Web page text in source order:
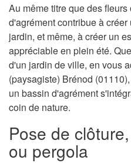
Au même titre que des
d'agrément contribue à
jardin, et même, à créer un
appréciable en plein été.
d'un jardin de ville, en vous
(paysagiste) Brénod
un bassin d'agrément
coin de nature.
Pose de
ou pergola